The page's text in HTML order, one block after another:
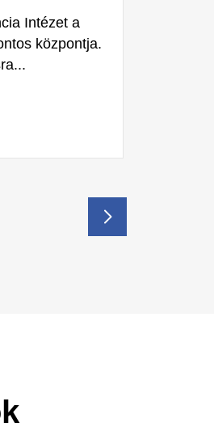
Intézet a
központja.